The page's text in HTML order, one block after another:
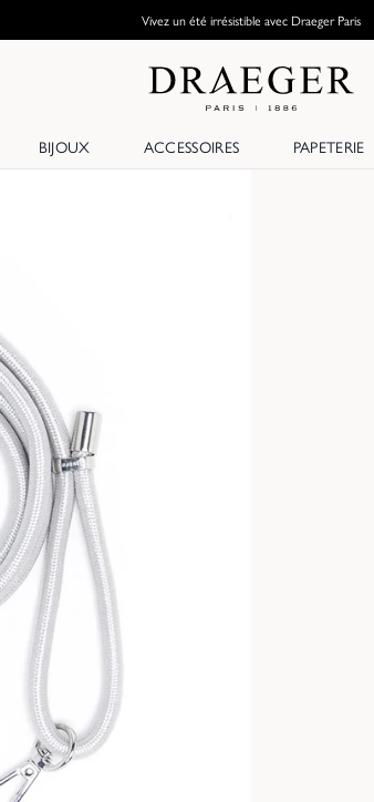
Vivez un été irrésistible avec Draeger Paris
BIJOUX ACCESSOIRES PAPETERIE